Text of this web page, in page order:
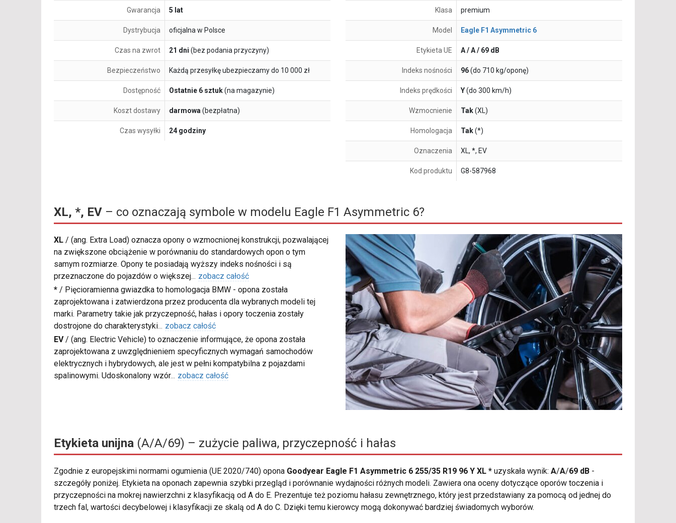
Gwarancja 5 lat
Dystrybucja oficjalna w Polsce
Czas na zwrot 21 dni (bez podania przyczyny)
Bezpieczeństwo Każdą przesyłkę ubezpieczamy do 10 000 zł
Dostępność Ostatnie 6 sztuk(na magazynie)
Koszt dostawy darmowa(bezpłatna)
Czas wysyłki 24 godziny
Klasa premium
Model Eagle F1 Asymmetric 6
Etykieta UE A / A / 69 dB
Indeks nośności 96(do 710 kg/oponę)
Indeks prędkości Y(do 300 km/h)
Wzmocnienie Tak(XL)
Homologacja Tak(*)
Oznaczenia XL, *, EV
Kod produktu G8-587968
XL, *, EV – co oznaczają symbole w modelu Eagle F1 Asymmetric 6?
XL / (ang. Extra Load) oznacza opony o wzmocnionej konstrukcji, pozwalającej
na zwiększone obciążenie w porównaniu do standardowych opon o tym
samym rozmiarze. Opony te posiadają wyższy indeks nośności i są
przeznaczone do pojazdów o większej... zobacz całość
* / Pięcioramienna gwiazdka to homologacja BMW - opona została
zaprojektowana i zatwierdzona przez producenta dla wybranych modeli tej
marki. Parametry takie jak przyczepność, hałas i opory toczenia zostały
dostrojone do charakterystyki... zobacz całość
EV/ (ang. Electric Vehicle) to oznaczenie informujące, że opona została
zaprojektowana z uwzględnieniem specyficznych wymagań samochodów
elektrycznych i hybrydowych, ale jest w pełni kompatybilna z pojazdami
spalinowymi. Udoskonalony wzór... zobacz całość
Etykieta unijna (A/A/69) – zużycie paliwa, przyczepność i hałas
Zgodnie z europejskimi normami ogumienia (UE 2020/740) opona Goodyear Eagle F1 Asymmetric 6 255/35 R19 96 Y XL * uzyskała wynik: A/A/69 dB -
szczegóły poniżej. Etykieta na oponach zapewnia szybki przegląd i porównanie wydajności różnych modeli. Zawiera ona oceny dotyczące oporów toczenia i
przyczepności na mokrej nawierzchni z klasyfikacją od A do E. Prezentuje też poziomu hałasu zewnętrznego, który jest przedstawiany za pomocą od jednej do
trzech fal, wartości decybelowej i klasyfikacji ze skalą od A do C. Dzięki temu kierowcy mogą dokonywać bardziej świadomych wyborów.